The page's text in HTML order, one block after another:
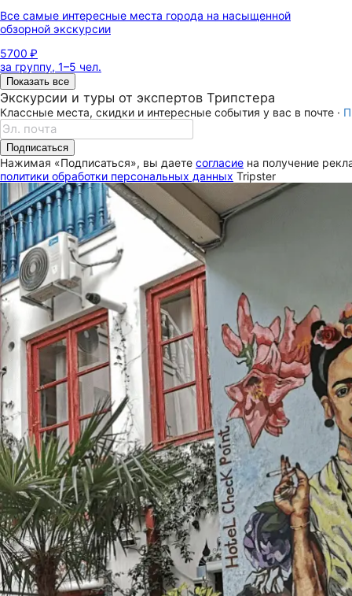
Все самые интересные места города на насыщенной
обзорной экскурсии
5700 ₽
за группу, 1–5 чел.
Показать все
Экскурсии и туры от экспертов Трипстера
Классные места, скидки и интересные события у вас в почте ·
Подписаться
Нажимая «Подписаться», вы даете согласие на получение
политики обработки персональных данных Tripster